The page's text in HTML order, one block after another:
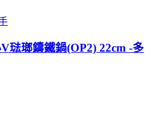
琺瑯鑄鐵鍋(OP2) 22cm -多